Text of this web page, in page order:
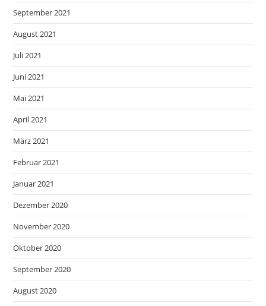
September 2021
August 2021
Juli 2021
Juni 2021
Mai 2021
April 2021
März 2021
Februar 2021
Januar 2021
Dezember 2020
November 2020
Oktober 2020
September 2020
August 2020